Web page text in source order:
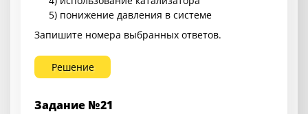
5) понижение давления в системе
Запишите номера выбранных ответов.
Решение
Задание №21